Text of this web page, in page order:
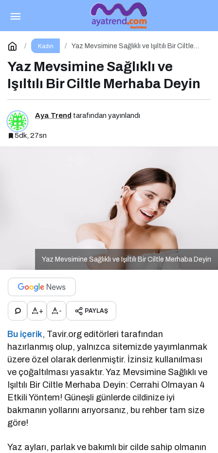
Kadın
Yaz Mevsimine Sağlıklı ve Işıltılı Bir Ciltle
Yaz Mevsimine Sağlıklı ve
Işıltılı Bir Ciltle Merhaba Deyin
Aya Trend tarafından yayınlandı
5dk, 27sn
Yaz Mevsimine Sağlıklı ve Işıltılı Bir Ciltle Merhaba Deyin
+ - PAYLAŞ
Bu içerik, Tavir.org editörleri tarafından
hazırlanmış olup, yalnızca sitemizde yayımlanmak
üzere özel olarak derlenmiştir. İzinsiz kullanılması
ve çoğaltılması yasaktır. Yaz Mevsimine Sağlıklı ve
Işıltılı Bir Ciltle Merhaba Deyin: Cerrahi Olmayan 4
Etkili Yöntem! Güneşli günlerde cildinize iyi
bakmanın yollarını arıyorsanız, bu rehber tam size
göre!
Yaz ayları, parlak ve bakımlı bir cilde sahip olmanın
Flormar ile Cildinle Dost Yeni Güzellik Rituelin
Sun Lovers
Yorum Yap